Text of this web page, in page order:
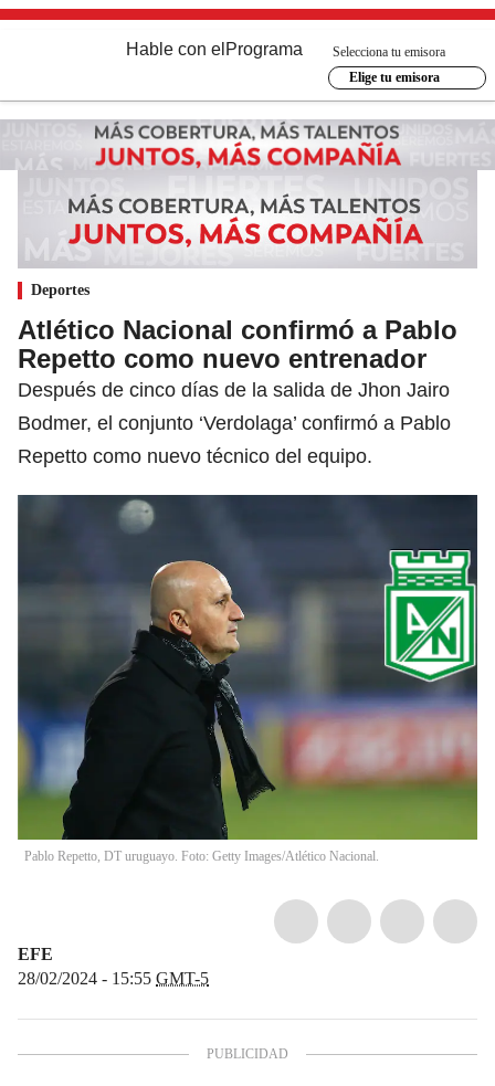
Hable con el Programa
Selecciona tu emisora
Elige tu emisora
Deportes
Atlético Nacional confirmó a Pablo
Repetto como nuevo entrenador
Después de cinco días de la salida de Jhon Jairo
Bodmer, el conjunto ‘Verdolaga’ confirmó a Pablo
Repetto como nuevo técnico del equipo.
Pablo Repetto, DT uruguayo. Foto: Getty Images/Atlético Nacional.
EFE
28/02/2024 - 15:55 GMT-5